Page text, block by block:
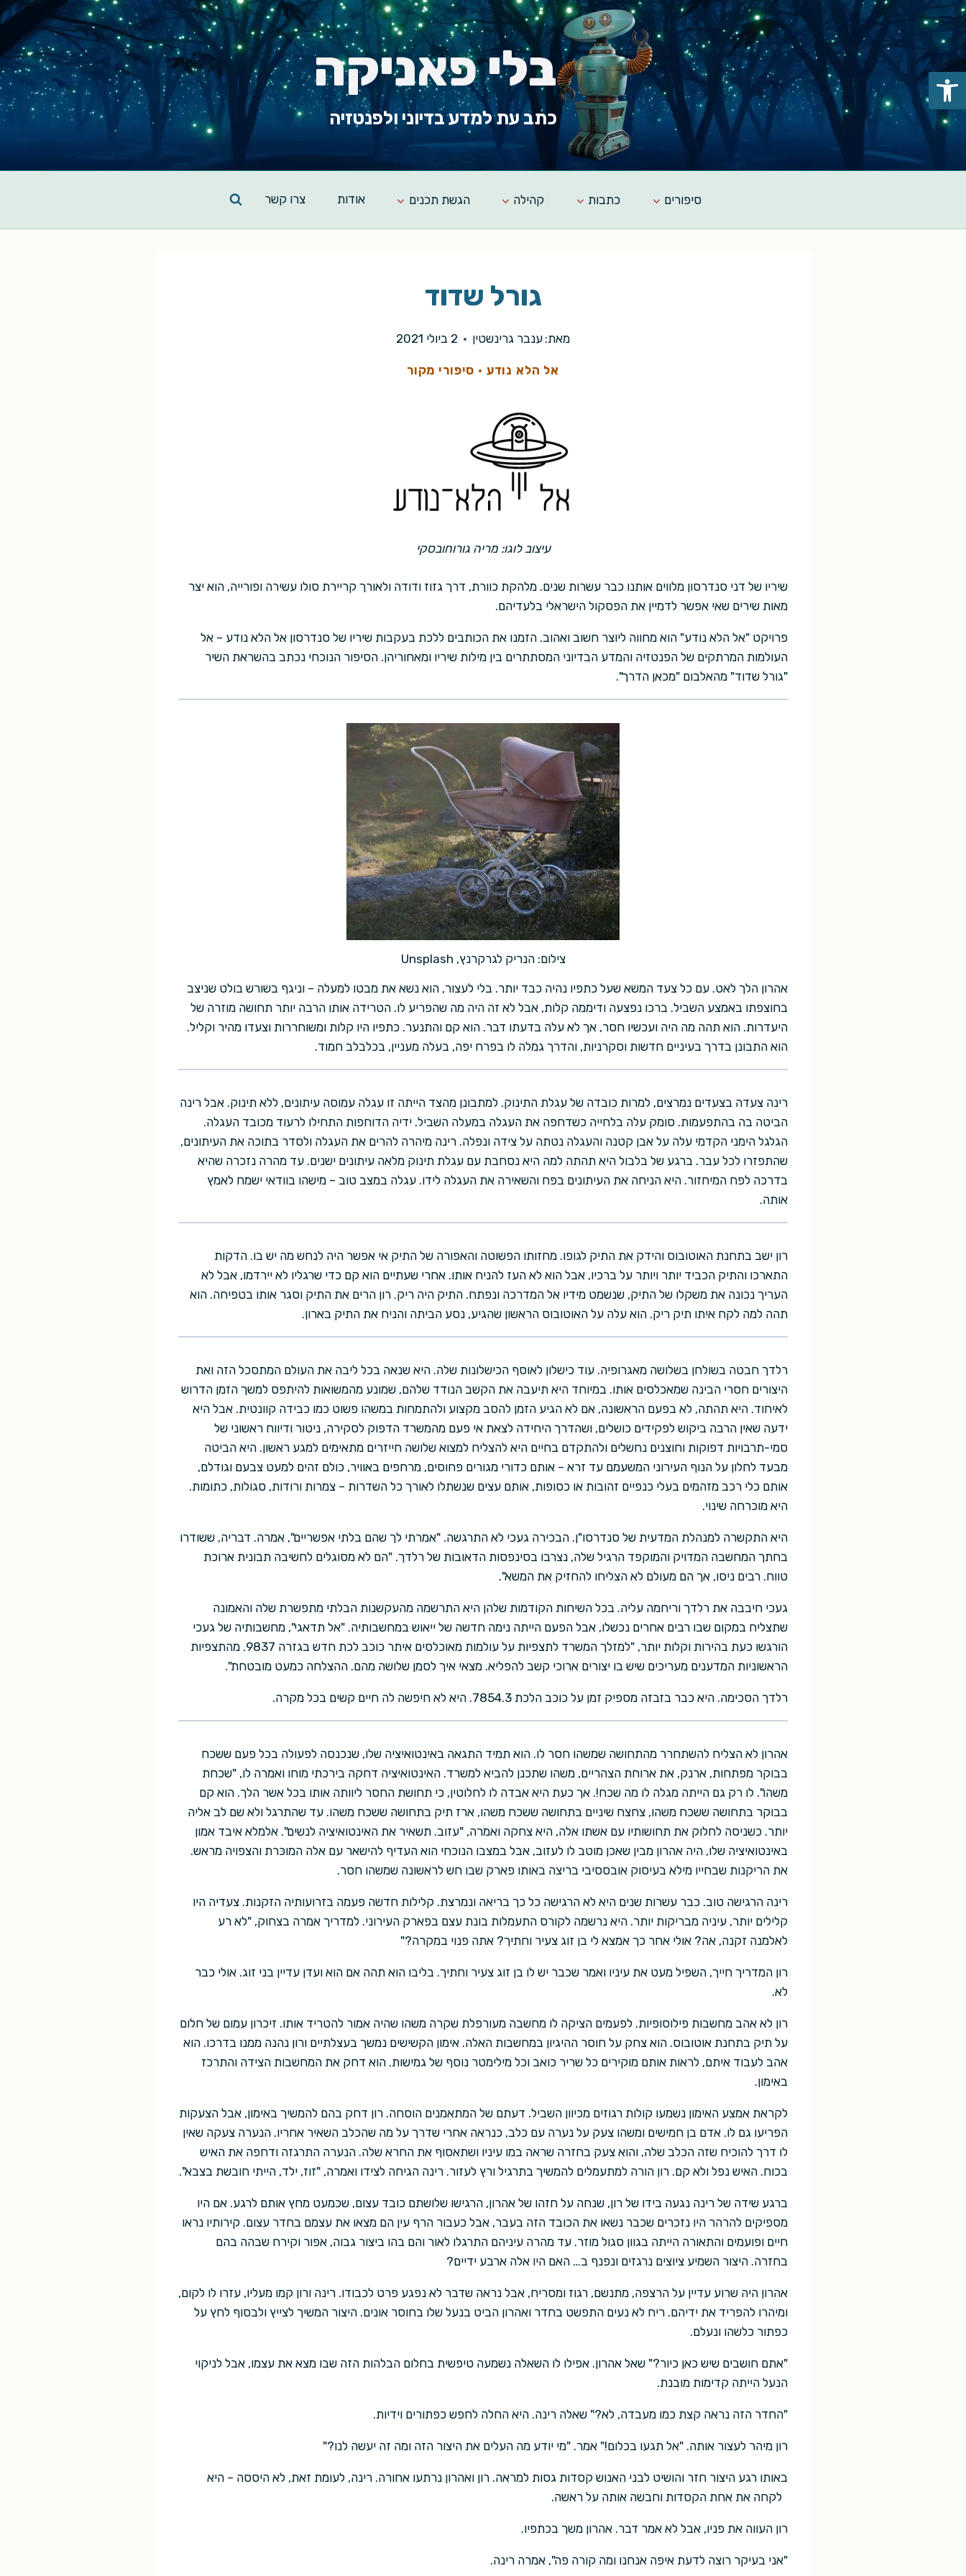
Skip
content
בלי פאניקה
כתב עת למדע בדיוני ולפנטזיה
סיפורים כתבות קהילה הגשת תכנים אודות צרו קשר
גורל שדוד
מאת: ענבר גרינשטין 2 ביולי 2021
אל הלא נודע · סיפורי מקור
עיצוב לוגו: מריה גורוחובסקי
שיריו של דני סנדרסון מלווים אותנו כבר עשרות שנים. מלהקת כוורת, דרך גזוז ודודה ולאורך קריירת סולו עשירה ופורייה, הוא יצר
מאות שירים שאי אפשר לדמיין את הפסקול הישראלי בלעדיהם.
פרויקט "אל הלא נודע" הוא מחווה ליוצר חשוב ואהוב. הזמנו את הכותבים ללכת בעקבות שיריו של סנדרסון אל הלא נודע – אל
העולמות המרתקים של הפנטזיה והמדע הבדיוני המסתתרים בין מילות שיריו ומאחוריהן. הסיפור הנוכחי נכתב בהשראת השיר
"גורל שדוד" מהאלבום "מכאן הדרך".
צילום: הנריק לגרקרנץ, Unsplash
אהרון הלך לאט. עם כל צעד המשא שעל כתפיו נהיה כבד יותר. בלי לעצור, הוא נשא את מבטו למעלה – וניגף בשורש בולט שניצב
בחוצפתו באמצע השביל. ברכו נפצעה ודיממה קלות, אבל לא זה היה מה שהפריע לו. הטרידה אותו הרבה יותר תחושה מוזרה של
היעדרות. הוא תהה מה היה ועכשיו חסר, אך לא עלה בדעתו דבר. הוא קם והתנער. כתפיו היו קלות ומשוחררות וצעדו מהיר וקליל.
הוא התבונן בדרך בעיניים חדשות וסקרניות, והדרך גמלה לו בפרח יפה, בעלה מעניין, בכלבלב חמוד.
רינה צעדה בצעדים נמרצים, למרות כובדה של עגלת התינוק. למתבונן מהצד הייתה זו עגלה עמוסה עיתונים, ללא תינוק. אבל רינה
הביטה בה בהתפעמות. סומק עלה בלחייה כשדחפה את העגלה במעלה השביל. ידיה הדוחפות התחילו לרעוד מכובד העגלה.
הגלגל הימני הקדמי עלה על אבן קטנה והעגלה נטתה על צידה ונפלה. רינה מיהרה להרים את העגלה ולסדר בתוכה את העיתונים,
שהתפזרו לכל עבר. ברגע של בלבול היא תהתה למה היא נסחבת עם עגלת תינוק מלאה עיתונים ישנים. עד מהרה נזכרה שהיא
בדרכה לפח המיחזור. היא הניחה את העיתונים בפח והשאירה את העגלה לידו. עגלה במצב טוב – מישהו בוודאי ישמח לאמץ
אותה.
רון ישב בתחנת האוטובוס והידק את התיק לגופו. מחזותו הפשוטה והאפורה של התיק אי אפשר היה לנחש מה יש בו. הדקות
התארכו והתיק הכביד יותר ויותר על ברכיו, אבל הוא לא העז להניח אותו. אחרי שעתיים הוא קם כדי שרגליו לא יירדמו, אבל לא
העריך נכונה את משקלו של התיק, שנשמט מידיו אל המדרכה ונפתח. התיק היה ריק. רון הרים את התיק וסגר אותו בטפיחה. הוא
תהה למה לקח איתו תיק ריק. הוא עלה על האוטובוס הראשון שהגיע, נסע הביתה והניח את התיק בארון.
רלדך חבטה בשולחן בשלושה מאגרופיה. עוד כישלון לאוסף הכישלונות שלה. היא שנאה בכל ליבה את העולם המתסכל הזה ואת
היצורים חסרי הבינה שמאכלסים אותו. במיוחד היא תיעבה את הקשב הנודד שלהם, שמונע מהמשואות להיתפס למשך הזמן הדרוש
לאיחוד. היא תהתה, לא בפעם הראשונה, אם לא הגיע הזמן להסב מקצוע ולהתמחות במשהו פשוט כמו כבידה קוונטית. אבל היא
ידעה שאין הרבה ביקוש לפקידים כושלים, ושהדרך היחידה לצאת אי פעם מהמשרד הדפוק לסקירה, ניטור ודיווח ראשוני של
סמי-תרבויות דפוקות וחוצנים נחשלים ולהתקדם בחיים היא להצליח למצוא שלושה חייזרים מתאימים למגע ראשון. היא הביטה
מבעד לחלון על הנוף העירוני המשעמם עד זרא – אותם כדורי מגורים פחוסים, מרחפים באוויר, כולם זהים למעט צבעם וגודלם,
אותם כלי רכב מזהמים בעלי כנפיים זהובות או כסופות, אותם עצים שנשתלו לאורך כל השדרות – צמרות ורודות, סגולות, כתומות.
היא מוכרחה שינוי.
היא התקשרה למנהלת המדעית של סנדרסו"ן. הבכירה געכי לא התרגשה. "אמרתי לך שהם בלתי אפשריים", אמרה. דבריה, ששודרו
בחתך המחשבה המדויק והמוקפד הרגיל שלה, נצרבו בסינפסות הדאובות של רלדך. "הם לא מסוגלים לחשיבה תבונית ארוכת
טווח. רבים ניסו, אך הם מעולם לא הצליחו להחזיק את המשא".
געכי חיבבה את רלדך וריחמה עליה. בכל השיחות הקודמות שלהן היא התרשמה מהעקשנות הבלתי מתפשרת שלה והאמונה
שתצליח במקום שבו רבים אחרים נכשלו, אבל הפעם הייתה נימה חדשה של ייאוש במחשבותיה. "אל תדאגי", מחשבותיה של געכי
הורגשו כעת בהירות וקלות יותר, "למזלך המשרד לתצפיות על עולמות מאוכלסים איתר כוכב לכת חדש בגזרה 9837. מהתצפיות
הראשוניות המדענים מעריכים שיש בו יצורים ארוכי קשב להפליא. מצאי איך לסמן שלושה מהם. ההצלחה כמעט מובטחת".
רלדך הסכימה. היא כבר בזבזה מספיק זמן על כוכב הלכת 7854.3. היא לא חיפשה לה חיים קשים בכל מקרה.
אהרון לא הצליח להשתחרר מהתחושה שמשהו חסר לו. הוא תמיד התגאה באינטואיציה שלו, שנכנסה לפעולה בכל פעם ששכח
בבוקר מפתחות, ארנק, את ארוחת הצהריים, משהו שתכנן להביא למשרד. האינטואיציה דחקה בירכתי מוחו ואמרה לו, "שכחת
משהו". לו רק גם הייתה מגלה לו מה שכח!. אך כעת היא אבדה לו לחלוטין, כי תחושת החסר ליוותה אותו בכל אשר הלך. הוא קם
בבוקר בתחושה ששכח משהו, צחצח שיניים בתחושה ששכח משהו, ארז תיק בתחושה ששכח משהו. עד שהתרגל ולא שם לב אליה
יותר. כשניסה לחלוק את תחושותיו עם אשתו אלה, היא צחקה ואמרה, "עזוב. תשאיר את האינטואיציה לנשים". אלמלא איבד אמון
באינטואיציה שלו, היה אהרון מבין שאכן מוטב לו לעזוב, אבל במצבו הנוכחי הוא העדיף להישאר עם אלה המוכּרת והצפויה מראש.
את הריקנות שבחייו מילא בעיסוק אובססיבי בריצה באותו פארק שבו חש לראשונה שמשהו חסר.
רינה הרגישה טוב. כבר עשרות שנים היא לא הרגישה כל כך בריאה ונמרצת. קלילות חדשה פעמה בזרועותיה הזקנות. צעדיה היו
קלילים יותר, עיניה מבריקות יותר. היא נרשמה לקורס התעמלות בונת עצם בפארק העירוני. למדריך אמרה בצחוק, "לא רע
לאלמנה זקנה, אה? אולי אחר כך אמצא לי בן זוג צעיר וחתיך? אתה פנוי במקרה?"
רון המדריך חייך, השפיל מעט את עיניו ואמר שכבר יש לו בן זוג צעיר וחתיך. בליבו הוא תהה אם הוא ועדן עדיין בני זוג. אולי כבר
לא.
רון לא אהב מחשבות פילוסופיות. לפעמים הציקה לו מחשבה מעורפלת שקרה משהו שהיה אמור להטריד אותו. זיכרון עמום של חלום
על תיק בתחנת אוטובוס. הוא צחק על חוסר ההיגיון במחשבות האלה. אימון הקשישים נמשך בעצלתיים ורון נהנה ממנו בדרכו. הוא
אהב לעבוד איתם, לראות אותם מוקירים כל שריר כואב וכל מילימטר נוסף של גמישות. הוא דחק את המחשבות הצידה והתרכז
באימון.
לקראת אמצע האימון נשמעו קולות רגוזים מכיוון השביל. דעתם של המתאמנים הוסחה. רון דחק בהם להמשיך באימון, אבל הצעקות
הפריעו גם לו. אדם בן חמישים ומשהו צעק על נערה עם כלב, כנראה אחרי שדרך על מה שהכלב השאיר אחריו. הנערה צעקה שאין
לו דרך להוכיח שזה הכלב שלה, והוא צעק בחזרה שראה במו עיניו ושתאסוף את החרא שלה. הנערה התרגזה ודחפה את האיש
בכוח. האיש נפל ולא קם. רון הורה למתעמלים להמשיך בתרגיל ורץ לעזור. רינה הגיחה לצידו ואמרה, "זוז, ילד, הייתי חובשת בצבא".
ברגע שידה של רינה נגעה בידו של רון, שנחה על חזהו של אהרון, הרגישו שלושתם כובד עצום, שכמעט מחץ אותם לרגע. אם היו
מספיקים להרהר היו נזכרים שכבר נשאו את הכובד הזה בעבר, אבל כעבור הרף עין הם מצאו את עצמם בחדר עצום. קירותיו נראו
חיים ופועמים והתאורה הייתה בגוון סגול מוזר. עד מהרה עיניהם התרגלו לאור והם בהו ביצור גבוה, אפור וקירח שבהה בהם
בחזרה. היצור השמיע ציוצים נרגזים ונפנף ב… האם היו אלה ארבע ידיים?
אהרון היה שרוע עדיין על הרצפה, מתנשם, רגוז ומסריח, אבל נראה שדבר לא נפגע פרט לכבודו. רינה ורון קמו מעליו, עזרו לו לקום,
ומיהרו להפריד את ידיהם. ריח לא נעים התפשט בחדר ואהרון הביט בנעל שלו בחוסר אונים. היצור המשיך לצייץ ולבסוף לחץ על
כפתור כלשהו ונעלם.
"אתם חושבים שיש כאן כיור?" שאל אהרון. אפילו לו השאלה נשמעה טיפשית בחלום הבלהות הזה שבו מצא את עצמו, אבל לניקוי
הנעל הייתה קדימות מובנת.
"החדר הזה נראה קצת כמו מעבדה, לא?" שאלה רינה. היא החלה לחפש כפתורים וידיות.
רון מיהר לעצור אותה. "אל תגעו בכלום!" אמר. "מי יודע מה העלים את היצור הזה ומה זה יעשה לנו?"
באותו רגע היצור חזר והושיט לבני האנוש קסדות גסות למראה. רון ואהרון נרתעו אחורה. רינה, לעומת זאת, לא היססה – היא
לקחה את אחת הקסדות וחבשה אותה על ראשה.
רון העווה את פניו, אבל לא אמר דבר. אהרון משך בכתפיו.
"אני בעיקר רוצה לדעת איפה אנחנו ומה קורה פה", אמרה רינה.
פתח סרגל נגישות